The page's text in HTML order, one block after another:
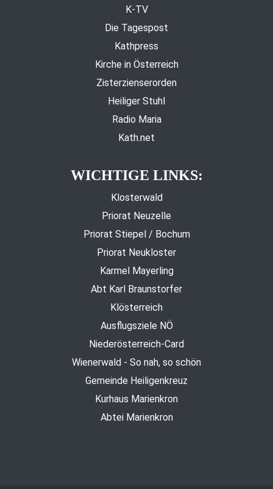
K-TV
Die Tagespost
Kathpress
Kirche in Österreich
Zisterzienserorden
Heiliger Stuhl
Radio Maria
Kath.net
WICHTIGE LINKS:
Klosterwald
Priorat Neuzelle
Priorat Stiepel / Bochum
Priorat Neukloster
Karmel Mayerling
Abt Karl Braunstorfer
Klösterreich
Ausflugsziele NÖ
Niederösterreich-Card
Wienerwald - So nah, so schön
Gemeinde Heiligenkreuz
Kurhaus Marienkron
Abtei Marienkron